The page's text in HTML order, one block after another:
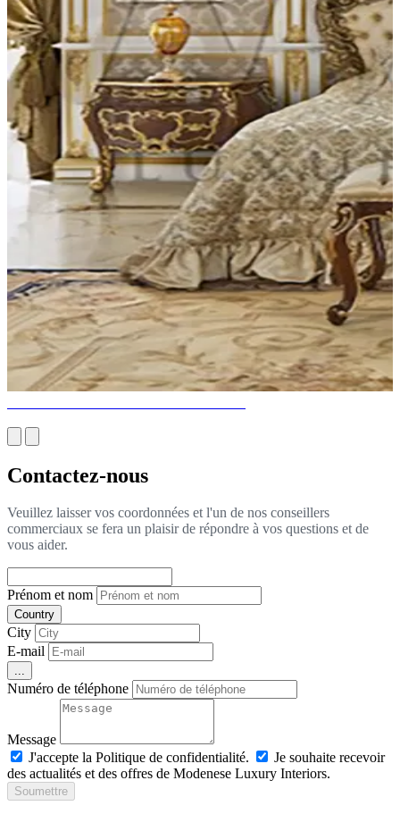
Contactez-nous
Veuillez laisser vos coordonnées et l'un de nos conseillers
commerciaux se fera un plaisir de répondre à vos questions et de
vous aider.
Prénom et nom
Country
City
E-mail
...
Numéro de téléphone
Message
J'accepte la Politique de confidentialité.
Je souhaite recevoir
des actualités et des offres de Modenese Luxury Interiors.
Soumettre